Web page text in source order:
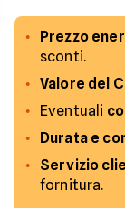
Prezzo
sconti.
Valore del
Eventuali
Durata e
Servizio
fornitura.